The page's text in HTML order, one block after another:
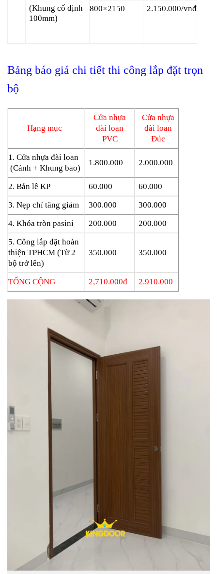
(Khung cố định
100mm)
800×2150 2.150.000/vnđ
Bảng báo giá chi tiết thi công lắp đặt trọn
bộ
Hạng mục
Cửa nhựa
đài loan
PVC
Cửa nhựa
đài loan
Đúc
1. Cửa nhựa đài loan
(Cánh + Khung bao)
1.800.000 2.000.000
2. Bản lề KP 60.000
60.000
3. Nẹp chỉ tăng giảm
300.000
300.000
4. Khóa tròn pasini
200.000
200.000
5. Công lắp đặt hoàn
thiện TPHCM (Từ 2
bộ trở lên)
350.000 350.000
TỔNG CỘNG 2,710.000đ 2.910.000